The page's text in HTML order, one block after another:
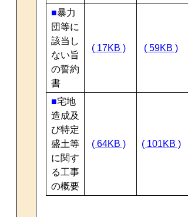
■暴力
団等に
該当し
ない旨
の誓約
書
( 17KB ) ( 59KB )
■宅地
造成及
び特定
盛土等
に関す
る工事
の概要
( 64KB ) ( 101KB )